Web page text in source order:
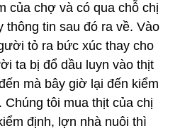
của chợ và có qua chỗ chị
thông tin sau đó ra về. Vào
tỏ ra bức xúc thay cho
ta bị đổ dầu luyn vào thịt
mà bây giờ lại đến kiểm
tôi mua thịt của chị
định, lợn nhà nuôi thì